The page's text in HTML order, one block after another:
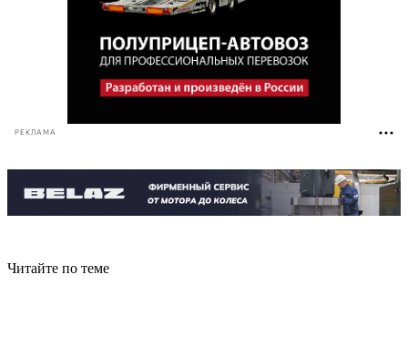
РЕКЛАМА
Читайте по теме